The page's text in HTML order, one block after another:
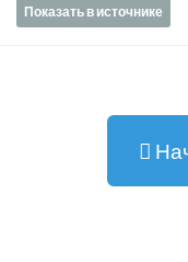
Показать в источнике